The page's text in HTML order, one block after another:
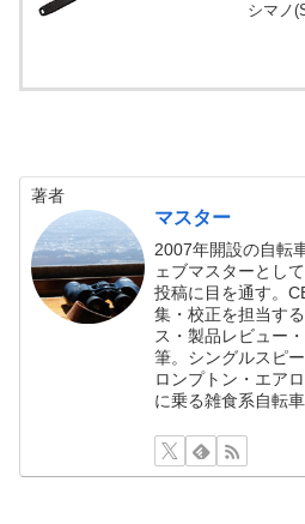
シマノ
著者
マスター
2007年開設の自転
ェブマスターとし
投稿に目を通す。
集・校正を担当す
ス・製品レビュー
筆。シングルスピ
ロンプトン・エア
に乗る雑食系自転車